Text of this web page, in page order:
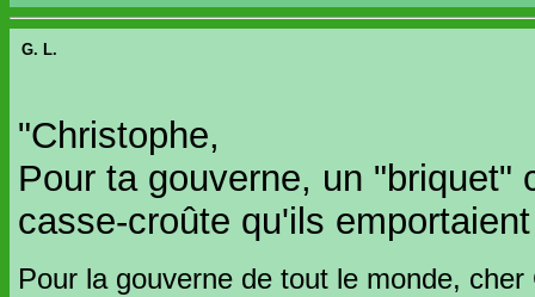
G. L.
"Christophe,
Pour ta gouverne, un "briquet"
casse-croûte qu'ils
Pour la gouverne de tout le monde, cher